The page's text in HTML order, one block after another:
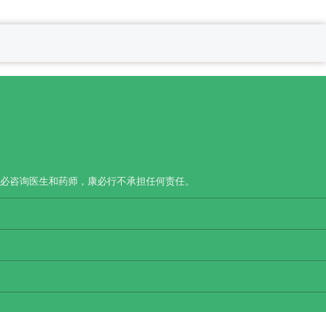
询医生和药师，康必行不承担任何责任。